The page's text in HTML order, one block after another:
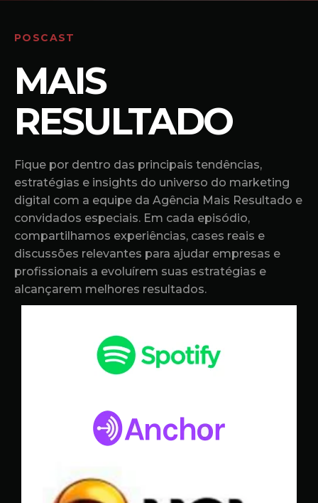
POSCAST
MAIS
RESULTADO
Fique por dentro das principais tendências,
estratégias e insights do universo do marketing
digital com a equipe da Agência Mais Resultado e
convidados especiais. Em cada episódio,
compartilhamos experiências, cases reais e
discussões relevantes para ajudar empresas e
profissionais a evoluírem suas estratégias e
alcançarem melhores resultados.